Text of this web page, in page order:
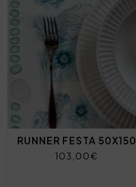
RUNNER FESTA 50X150
103,00€